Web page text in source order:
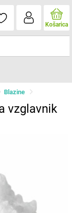
Košarica
Blazine
vzglavnik